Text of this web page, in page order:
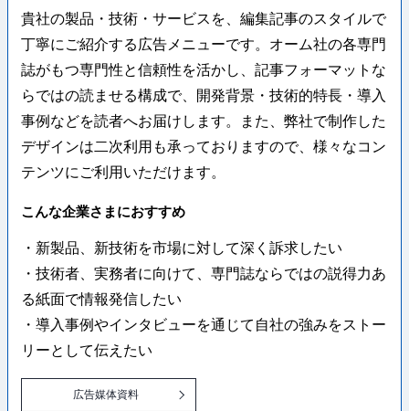
貴社の製品・技術・サービスを、編集記事のスタイルで
丁寧にご紹介する広告メニューです。オーム社の各専門
誌がもつ専門性と信頼性を活かし、記事フォーマットな
らではの読ませる構成で、開発背景・技術的特長・導入
事例などを読者へお届けします。また、弊社で制作した
デザインは二次利用も承っておりますので、様々なコン
テンツにご利用いただけます。
こんな企業さまにおすすめ
・新製品、新技術を市場に対して深く訴求したい
・技術者、実務者に向けて、専門誌ならではの説得力あ
る紙面で情報発信したい
・導入事例やインタビューを通じて自社の強みをストー
リーとして伝えたい
広告媒体資料